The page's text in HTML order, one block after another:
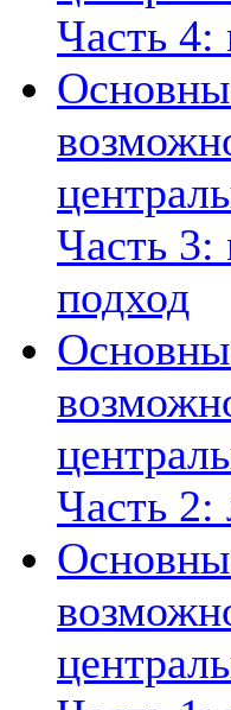
Часть 4:
Часть 3:
подход
Часть 2: